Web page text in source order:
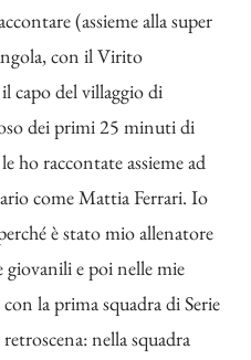
(assieme alla super
con il Virito
capo del villaggio di
dei primi 25 minuti di
ho raccontate assieme ad
come Mattia Ferrari. Io
è stato mio allenatore
e poi nelle mie
la prima squadra di Serie
nella squadra